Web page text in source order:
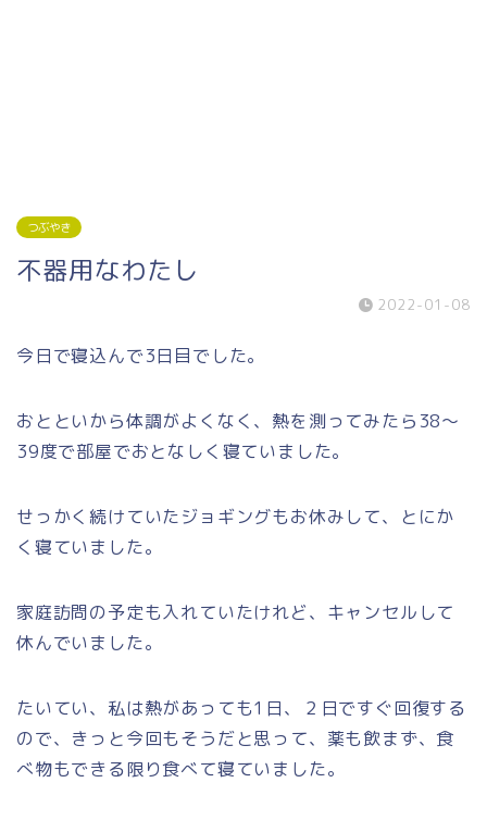
つぶやき
不器用なわたし
2022-01-08
今日で寝込んで3日目でした。
おとといから体調がよくなく、熱を測ってみたら38～
39度で部屋でおとなしく寝ていました。
せっかく続けていたジョギングもお休みして、とにか
く寝ていました。
家庭訪問の予定も入れていたけれど、キャンセルして
休んでいました。
たいてい、私は熱があっても1日、２日ですぐ回復する
ので、きっと今回もそうだと思って、薬も飲まず、食
べ物もできる限り食べて寝ていました。